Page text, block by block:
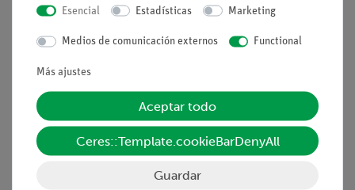
-Lazo de control
-Reacción de retroalimentación
-Tiempo muerto
-Tiempo de seguimiento
Esencial Estadísticas Marketing
Medios de comunicación externos Functional
Más ajustes
Aceptar todo
Ceres::Template.cookieBarDenyAll
Guardar